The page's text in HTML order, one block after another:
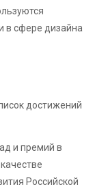
в сфере дизайна
достижений
и премий в
Российской